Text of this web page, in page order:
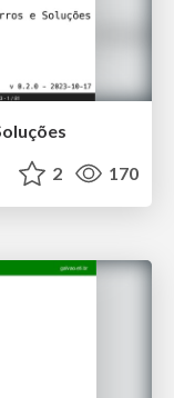
2 170